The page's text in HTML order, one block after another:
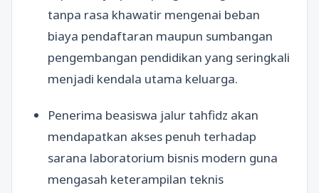
tanpa rasa khawatir mengenai beban
biaya pendaftaran maupun sumbangan
pengembangan pendidikan yang seringkali
menjadi kendala utama keluarga.
Penerima beasiswa jalur tahfidz akan
mendapatkan akses penuh terhadap
sarana laboratorium bisnis modern guna
mengasah keterampilan teknis